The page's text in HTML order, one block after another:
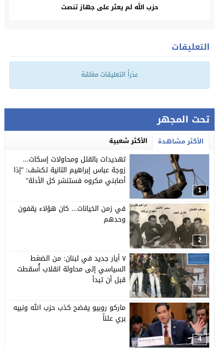
حزب الله لم يعثر على جهاز تنصت
التعليقات
عذراً التعليقات مغلقة
تحت المجهر
الأكثر مشاهدة الأكثر شعبية
1
تهديدات بالقتل ومحاولات إسكات…
زوجة عباس إبراهيم الثانية تكشف: “إذا
أصابني مكروه فستنشر كل الأدلة”
2
في زمن الخيانات… كان هؤلاء يقفون
وحدهم
3
٧ أيار جديد في لبنان: من الضغط
السياسي إلى محاولة انقلاب أُسقطت
قبل أن تبدأ
4
ماركو روبيو يفضح كذب حزب الله ونبيه
بري علناً